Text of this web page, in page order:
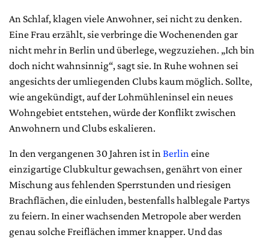
An Schlaf, klagen viele Anwohner, sei nicht zu denken.
Eine Frau erzählt, sie verbringe die Wochenenden gar
nicht mehr in Berlin und überlege, wegzuziehen. „Ich bin
doch nicht wahnsinnig“, sagt sie. In Ruhe wohnen sei
angesichts der umliegenden Clubs kaum möglich. Sollte,
wie angekündigt, auf der Lohmühleninsel ein neues
Wohngebiet entstehen, würde der Konflikt zwischen
Anwohnern und Clubs eskalieren.
In den vergangenen 30 Jahren ist in Berlin eine
einzigartige Clubkultur gewachsen, genährt von einer
Mischung aus fehlenden Sperrstunden und riesigen
Brachflächen, die einluden, bestenfalls halblegale Partys
zu feiern. In einer wachsenden Metropole aber werden
genau solche Freiflächen immer knapper. Und das